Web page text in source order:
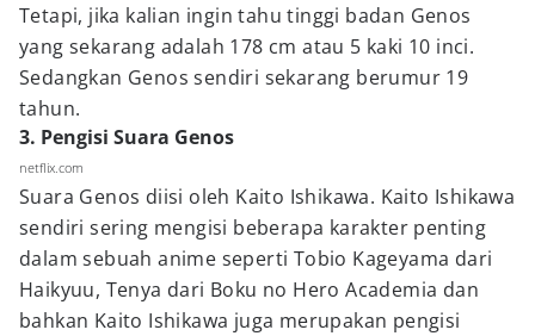
Tetapi, jika kalian ingin tahu tinggi badan Genos
yang sekarang adalah 178 cm atau 5 kaki 10 inci.
Sedangkan Genos sendiri sekarang berumur 19
tahun.
3. Pengisi Suara Genos
netflix.com
Suara Genos diisi oleh Kaito Ishikawa. Kaito Ishikawa
sendiri sering mengisi beberapa karakter penting
dalam sebuah anime seperti Tobio Kageyama dari
Haikyuu, Tenya dari Boku no Hero Academia dan
bahkan Kaito Ishikawa juga merupakan pengisi